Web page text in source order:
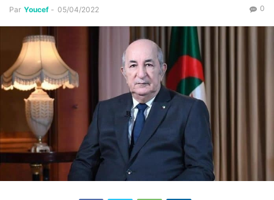
Par Youcef - 05/04/2022 0